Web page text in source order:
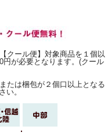
クール便】対象商品を１個以
円が必要となります。(クール
たは梱包が２個口以上となる
い。